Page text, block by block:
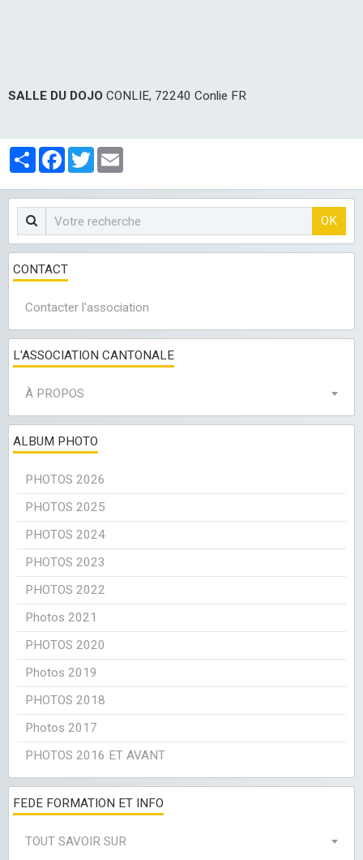
SALLE DU DOJO CONLIE, 72240 Conlie FR
PartagerFacebook
Twitter
OK
CONTACT
Contacter l'association
L'ASSOCIATION CANTONALE
À PROPOS
ALBUM PHOTO
PHOTOS 2026
PHOTOS 2025
PHOTOS 2024
PHOTOS 2023
PHOTOS 2022
Photos 2021
PHOTOS 2020
Photos 2019
PHOTOS 2018
Photos 2017
PHOTOS 2016 ET AVANT
FEDE FORMATION ET INFO
TOUT SAVOIR SUR